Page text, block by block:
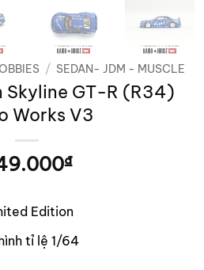
/ SEDAN- JDM - MUSCLE
Skyline GT-R (R34)
Works V3
₫
Edition
tỉ lệ 1/64